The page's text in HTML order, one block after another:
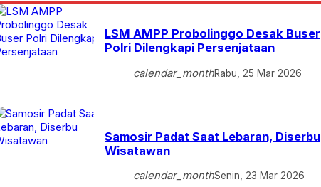
LSM AMPP Probolinggo Desak Buser
Polri Dilengkapi Persenjataan
calendar_monthRabu, 25 Mar 2026
Samosir Padat Saat Lebaran, Diserbu
Wisatawan
calendar_monthSenin, 23 Mar 2026